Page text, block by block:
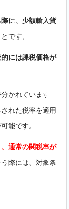
に、少額輸入貨
です。
には課税価格が
かれています
れた税率を適用
能です。
通常の関税率が
際には、対象条